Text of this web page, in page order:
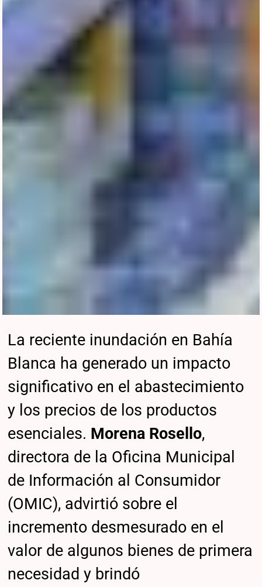
La reciente inundación en Bahía
Blanca ha generado un impacto
significativo en el abastecimiento
y los precios de los productos
esenciales. Morena Rosello,
directora de la Oficina Municipal
de Información al Consumidor
(OMIC), advirtió sobre el
incremento desmesurado en el
valor de algunos bienes de primera
necesidad y brindó